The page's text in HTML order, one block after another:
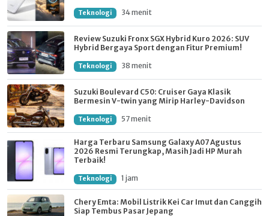
Teknologi 34 menit
Review Suzuki Fronx SGX Hybrid Kuro 2026: SUV
Hybrid Bergaya Sport dengan Fitur Premium!
Teknologi 38 menit
Suzuki Boulevard C50: Cruiser Gaya Klasik
Bermesin V-twin yang Mirip Harley-Davidson
Teknologi 57 menit
Harga Terbaru Samsung Galaxy A07 Agustus
2026 Resmi Terungkap, Masih Jadi HP Murah
Terbaik!
Teknologi 1 jam
Chery Emta: Mobil Listrik Kei Car Imut dan Canggih
Siap Tembus Pasar Jepang